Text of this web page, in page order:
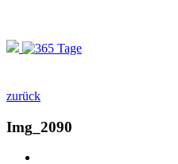
zurück
Img_2090